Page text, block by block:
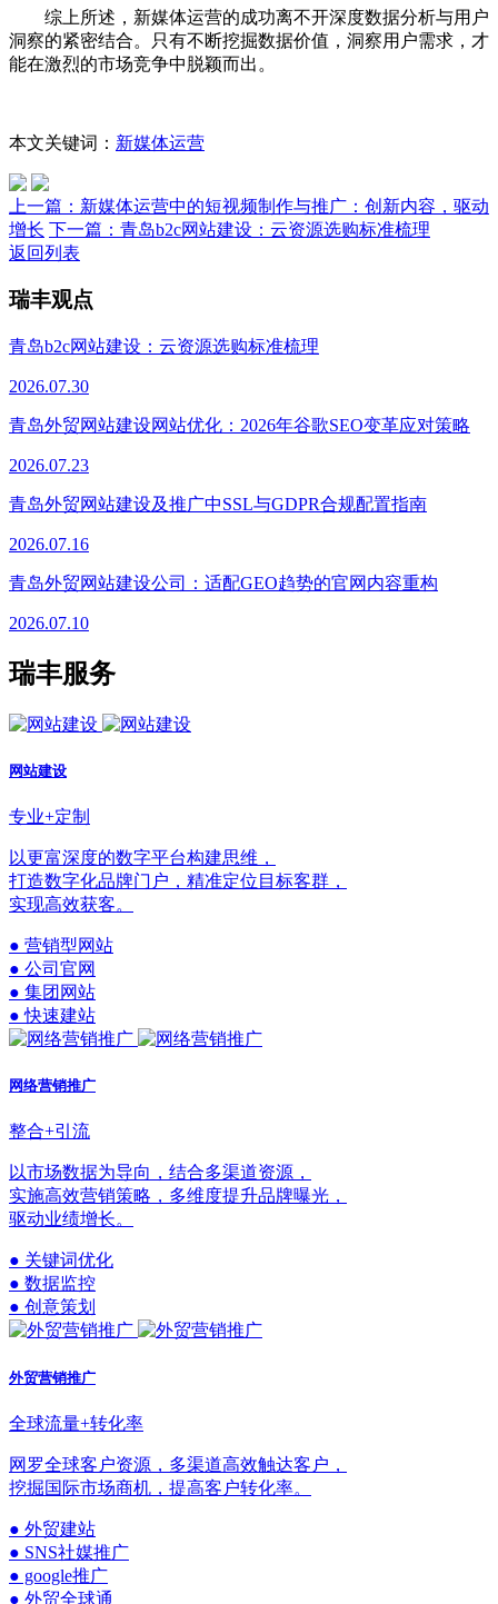
综上所述，新媒体运营的成功离不开深度数据分析与用户
洞察的紧密结合。只有不断挖掘数据价值，洞察用户需求，才
能在激烈的市场竞争中脱颖而出。
本文关键词： 新媒体运营
上一篇： 新媒体运营中的短视频制作与推广：创新内容，驱动
增长 下一篇： 青岛b2c网站建设：云资源选购标准梳理
返回列表
瑞丰观点
青岛b2c网站建设：云资源选购标准梳理
2026.07.30
青岛外贸网站建设网站优化：2026年谷歌SEO变革应对策略
2026.07.23
青岛外贸网站建设及推广中SSL与GDPR合规配置指南
2026.07.16
青岛外贸网站建设公司：适配GEO趋势的官网内容重构
2026.07.10
瑞丰服务
网站建设
专业+定制
以更富深度的数字平台构建思维，
打造数字化品牌门户，精准定位目标客群，
实现高效获客。
● 营销型网站
● 公司官网
● 集团网站
● 快速建站
网络营销推广
整合+引流
以市场数据为导向，结合多渠道资源，
实施高效营销策略，多维度提升品牌曝光，
驱动业绩增长。
● 关键词优化
● 数据监控
● 创意策划
外贸营销推广
全球流量+转化率
网罗全球客户资源，多渠道高效触达客户，
挖掘国际市场商机，提高客户转化率。
● 外贸建站
● SNS社媒推广
● google推广
● 外贸全球通